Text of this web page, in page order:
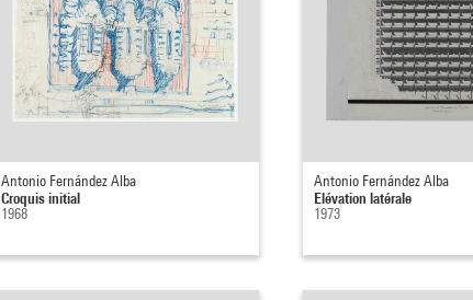
Antonio Fernández Alba
Croquis initial
1968
Antonio Fernández Alba
Elévation latérale
1973